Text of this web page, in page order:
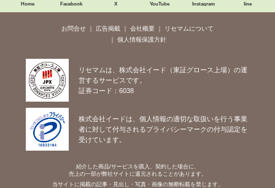
Home Facebook X YouTube Instagram line
お問合せ 広告掲載 会社概要
リセマムについて
個人情報保護方針
リセマムは、株式会社イード（東証グロース上場）の運
営するサービスです。
証券コード：6038
株式会社イードは、個人情報の適切な取扱いを行う事業
者に対して付与されるプライバシーマークの付与認定を
受けています。
紹介した商品/サービスを購入、契約した場合に、
売上の一部が弊社サイトに還元されることがあります。
当サイトに掲載の記事・見出し・写真・画像の無断転載を禁じます。